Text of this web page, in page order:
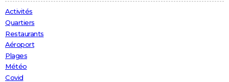
Destinations
City break
Voyage nature
Voyage de noces
Forum
Climat
+
PHOTO
GUIDES D'ACHAT
BONS PLANS
CARTE DE VOEUX
Activités
Quartiers
Restaurants
Aéroport
Plages
Météo
Covid